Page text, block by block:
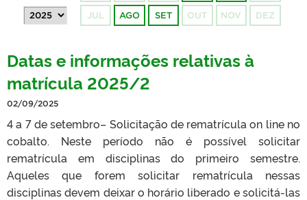
OUVIDORIA
TELEFONES
JUL AGO SET OUT NOV DEZ
Datas e informações relativas à
matrícula 2025/2
02/09/2025
4 a 7 de setembro– Solicitação de rematrícula on line no
cobalto. Neste período não é possível solicitar
rematrícula em disciplinas do primeiro semestre.
Aqueles que forem solicitar rematrícula nessas
disciplinas devem deixar o horário liberado e solicitá-las